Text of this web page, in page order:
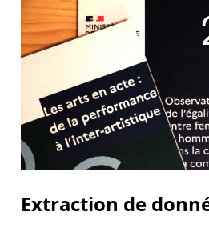
Extraction de